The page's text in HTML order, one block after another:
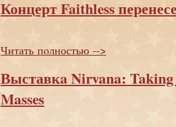
Концерт Faithless
Читать пoлностью -->
Выставкa Nirvana: Taking
Masses